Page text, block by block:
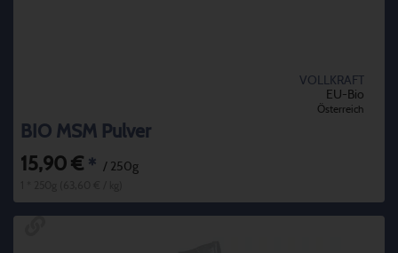
VOLLKRAFT
EU-Bio
Österreich
BIO MSM Pulver
15,90 € * / 250g